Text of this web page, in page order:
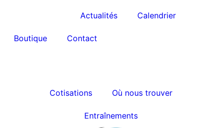
Actualités Calendrier
Boutique Contact
Cotisations Où nous trouver
Entraînements